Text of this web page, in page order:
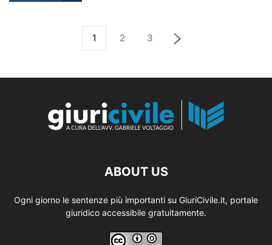
1 2 3
ABOUT US
Ogni giorno le sentenze più importanti su GiuriCivile.it, portale
giuridico accessibile gratuitamente.